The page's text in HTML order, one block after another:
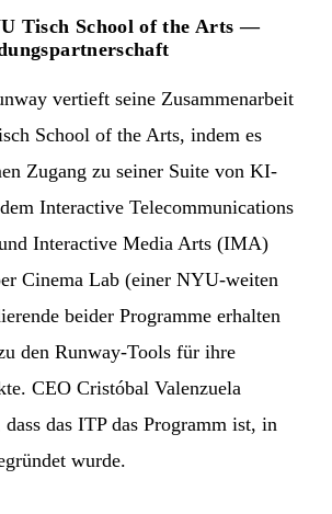
Tisch School of the Arts —
vertieft seine Zusammenarbeit
School of the Arts, indem es
Zugang zu seiner Suite von KI-
Interactive Telecommunications
Interactive Media Arts (IMA)
Cinema Lab (einer NYU-weiten
beider Programme erhalten
den Runway-Tools für ihre
CEO Cristóbal Valenzuela
das ITP das Programm ist, in
wurde.